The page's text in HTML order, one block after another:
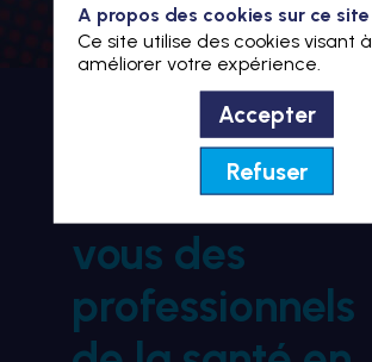
Je m'inscris à HWL26
BIENVENUE À HWL26
le rendez-
vous des
professionnels
A propos des cookies sur ce site
Ce site utilise des cookies visant à
améliorer votre expérience.
Accepter
Refuser